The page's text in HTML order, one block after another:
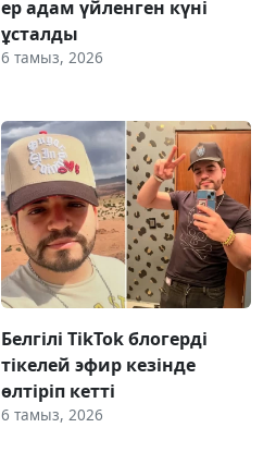
ер адам үйленген күні
ұсталды
6 тамыз, 2026
Белгілі TikTok блогерді
тікелей эфир кезінде
өлтіріп кетті
6 тамыз, 2026